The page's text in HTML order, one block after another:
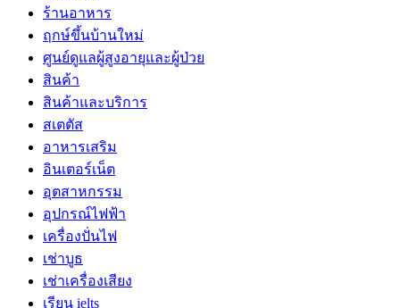
ร้านอาหาร
ฤกษ์ขึ้นบ้านใหม่
ศูนย์ดูแลผู้สูงอายุและผู้ป่วย
สินค้า
สินค้าและบริการ
สเตตัส
อาหารเสริม
อินเตอร์เน็ต
อุตสาหกรรม
อุปกรณ์ไฟฟ้า
เครื่องปั่นไฟ
เช่าบูธ
เช่าเครื่องเสียง
เรียน ielts